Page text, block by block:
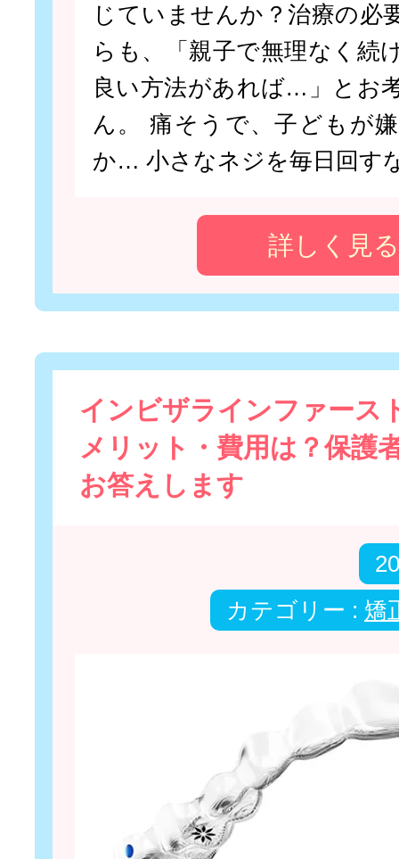
じていませんか？治療の必
らも、「親子で無理なく続
良い方法があれば…」とお
ん。 痛そうで、子どもが
か… 小さなネジを毎日回す
詳しく見る
インビザラインファース
メリット・費用は？保護
お答えします
カテゴリー : 矯